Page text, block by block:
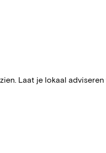
Laat je lokaal